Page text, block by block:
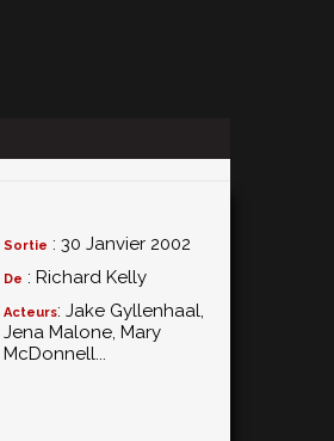
Sortie : 30 Janvier 2002
De : Richard Kelly
Acteurs: Jake Gyllenhaal,
Jena Malone, Mary
McDonnell...